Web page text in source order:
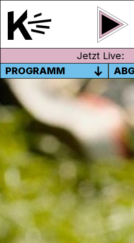
Jetzt Live:
PROGRAMM
UMGEKEHRT
Kulturdüngerunterstützt
und kreative
Aargau. Hast auch du ein
aber nicht die finanziellen
dafür?Kulturdüngerhilft
Umgekehrt – Vier junge
durch Italien mit dem
zu spüren. Ein Kurzfilm